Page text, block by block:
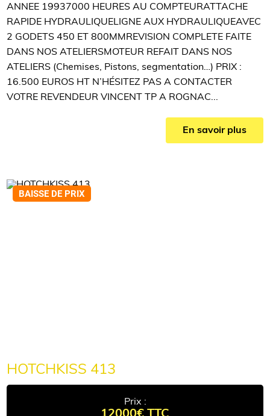
ANNEE 19937000 HEURES AU COMPTEURATTACHE
RAPIDE HYDRAULIQUELIGNE AUX HYDRAULIQUEAVEC
2 GODETS 450 ET 800MMREVISION COMPLETE FAITE
DANS NOS ATELIERSMOTEUR REFAIT DANS NOS
ATELIERS (Chemises, Pistons, segmentation…) PRIX :
16.500 EUROS HT N’HÉSITEZ PAS A CONTACTER
VOTRE REVENDEUR VINCENT TP A ROGNAC...
En savoir plus
BAISSE DE PRIX
HOTCHKISS 413
Prix :